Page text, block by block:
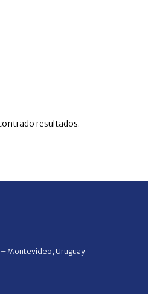
resultados.
– Montevideo, Uruguay